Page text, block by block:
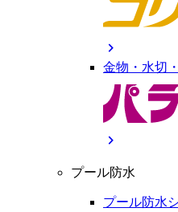
chevron_right
金物・水切
chevron_right
プール防水
プール防水